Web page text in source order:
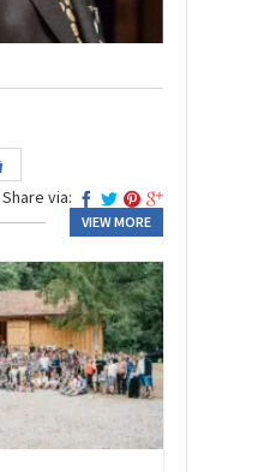
Share via:
VIEW MORE